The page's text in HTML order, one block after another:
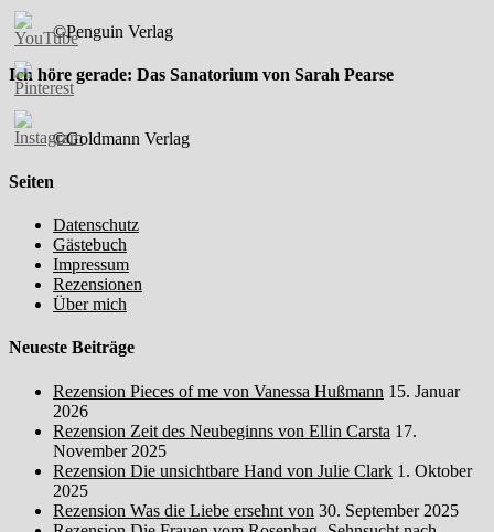
©Penguin Verlag
Ich höre gerade: Das Sanatorium von Sarah Pearse
©Goldmann Verlag
Seiten
Datenschutz
Gästebuch
Impressum
Rezensionen
Über mich
Neueste Beiträge
Rezension Pieces of me von Vanessa Hußmann 15. Januar
2026
Rezension Zeit des Neubeginns von Ellin Carsta 17.
November 2025
Rezension Die unsichtbare Hand von Julie Clark 1. Oktober
2025
Rezension Was die Liebe ersehnt von 30. September 2025